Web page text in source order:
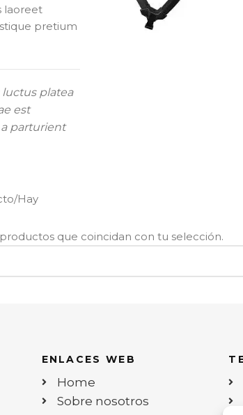
laoreet
pretium
luctus platea
est
parturient
Hay
que coincidan con tu selección.
ENLACES WEB
Home
Sobre nosotros